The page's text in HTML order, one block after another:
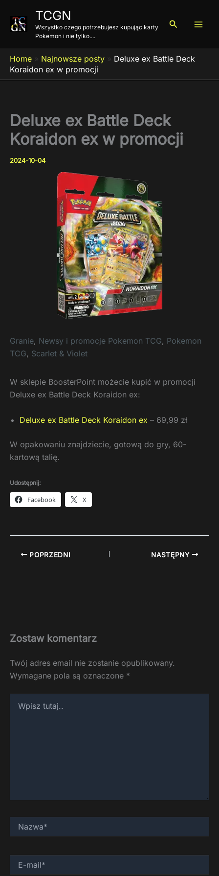
treści
TCGN
Wszystko czego potrzebujesz kupując karty
Pokemon i nie tylko....
Szukaj
Home » Najnowsze posty » Deluxe ex Battle Deck
Koraidon ex w promocji
Deluxe ex Battle Deck
Koraidon ex w promocji
2024-10-04
Granie, Newsy i promocje Pokemon TCG, Pokemon
TCG, Scarlet & Violet
W sklepie BoosterPoint możecie kupić w promocji
Deluxe ex Battle Deck Koraidon ex:
Deluxe ex Battle Deck Koraidon ex – 69,99 zł
W opakowaniu znajdziecie, gotową do gry, 60-
kartową talię.
Udostępnij:
Facebook X
POPRZEDNI NASTĘPNY
Zostaw komentarz
Twój adres email nie zostanie opublikowany.
Wymagane pola są oznaczone *
tutaj..
mail*